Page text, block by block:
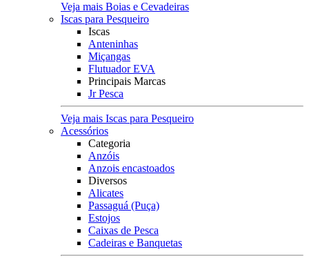
Veja mais Boias e Cevadeiras
Iscas para Pesqueiro
Iscas
Anteninhas
Miçangas
Flutuador EVA
Principais Marcas
Jr Pesca
Veja mais Iscas para Pesqueiro
Acessórios
Categoria
Anzóis
Anzois encastoados
Diversos
Alicates
Passaguá (Puça)
Estojos
Caixas de Pesca
Cadeiras e Banquetas